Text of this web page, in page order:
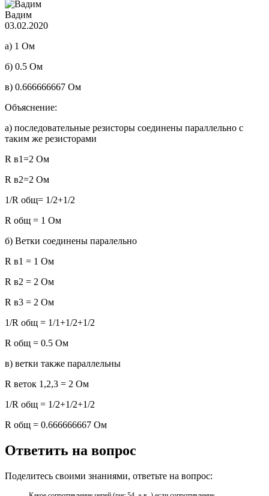
Вадим
03.02.2020
а) 1 Ом
б) 0.5 Ом
в) 0.666666667 Ом
Объяснение:
а) последовательные резисторы соединены параллельно с
таким же резисторами
R в1=2 Ом
R в2=2 Ом
1/R общ= 1/2+1/2
R общ = 1 Ом
б) Ветки соединены паралельно
R в1 = 1 Ом
R в2 = 2 Ом
R в3 = 2 Ом
1/R общ = 1/1+1/2+1/2
R общ = 0.5 Ом
в) ветки также параллельны
R веток 1,2,3 = 2 Ом
1/R общ = 1/2+1/2+1/2
R общ = 0.666666667 Ом
Ответить на вопрос
Поделитесь своими знаниями, ответьте на вопрос: